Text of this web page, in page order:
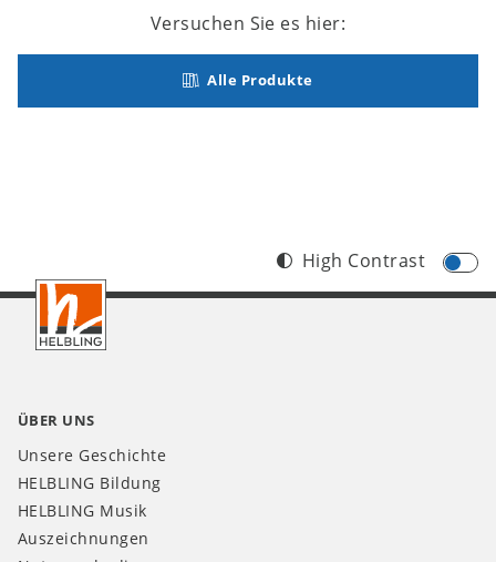
Versuchen Sie es hier:
Alle Produkte
Footer
DE
High Contrast
ÜBER UNS
Unsere Geschichte
HELBLING Bildung
HELBLING Musik
Auszeichnungen